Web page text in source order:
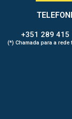
+351 289 415
(*) Chamada para a rede